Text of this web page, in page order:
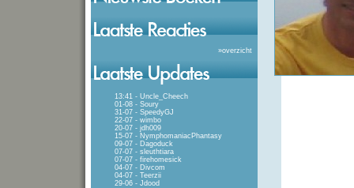
»overzicht
13:41 - Uncle_Cheech
01-08 - Soury
31-07 - SpeedyGJ
22-07 - wimbo
20-07 - jdh009
15-07 - NymphomaniacPhantasy
09-07 - Dagoduck
07-07 - sleuthtiara
07-07 - firehomesick
04-07 - Divcom
04-07 - Teerzii
29-06 - Jdood